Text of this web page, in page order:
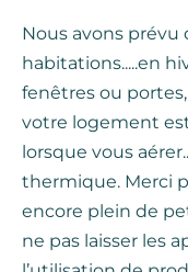
Nous avons prévu
habitations.....en
fenêtres ou
votre logement
lorsque vous
thermique. Merci
encore plein de
ne pas laisser les